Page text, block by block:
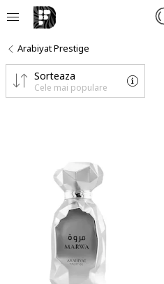
Arabiyat Prestige
Sorteaza
Cele mai populare